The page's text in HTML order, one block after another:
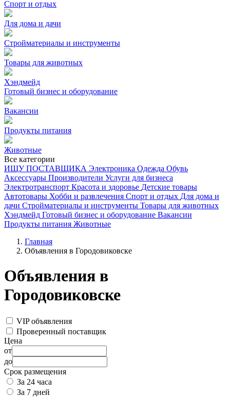
Спорт и отдых
Для дома и дачи
Стройматериалы и инструменты
Товары для животных
Хэндмейд
Готовый бизнес и оборудование
Вакансии
Продукты питания
Животные
Все категории
ИЩУ ПОСТАВЩИКА Электроника Одежда Обувь
Аксессуары Производители Услуги для бизнеса
Электротранспорт Красота и здоровье Детские товары
Автотовары Хобби и развлечения Спорт и отдых Для дома и
дачи Стройматериалы и инструменты Товары для животных
Хэндмейд Готовый бизнес и оборудование Вакансии
Продукты питания Животные
Главная
Объявления в Городовиковске
Объявления в
Городовиковске
VIP объявления
Проверенный поставщик
Цена
от
до
Срок размещения
За 24 часа
За 7 дней